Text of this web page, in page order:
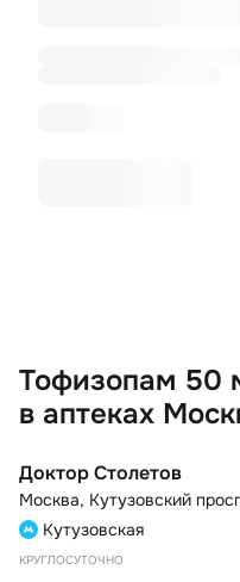
Тофизопам 50
в аптеках
Доктор Столетов
Москва, Кутузовский
Кутузовская
КРУГЛОСУТОЧНО